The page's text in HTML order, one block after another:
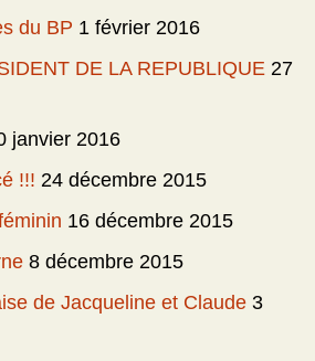
du BP 1 février 2016
DE LA REPUBLIQUE 27
janvier 2016
!!! 24 décembre 2015
16 décembre 2015
8 décembre 2015
de Jacqueline et Claude 3